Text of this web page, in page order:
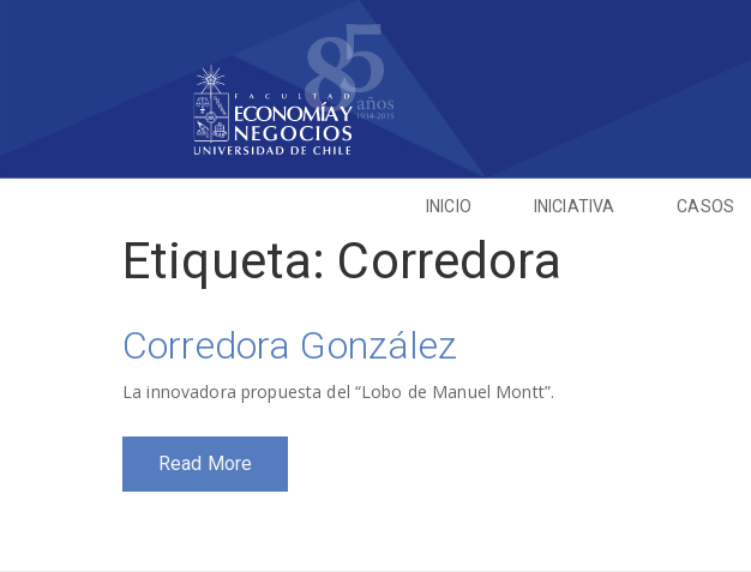
INICIO INICIATIVA CASOS
Etiqueta: Corredora
Corredora González
La innovadora propuesta del “Lobo de Manuel Montt”.
Read More